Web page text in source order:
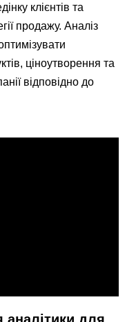
клієнтів та
продажу. Аналіз
ціноутворення та
відповідно до